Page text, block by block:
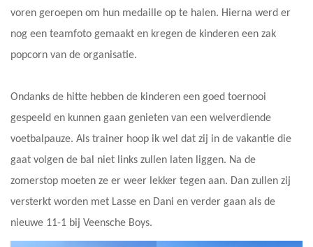
voren geroepen om hun medaille op te halen. Hierna werd er
nog een teamfoto gemaakt en kregen de kinderen een zak
popcorn van de organisatie.
Ondanks de hitte hebben de kinderen een goed toernooi
gespeeld en kunnen gaan genieten van een welverdiende
voetbalpauze. Als trainer hoop ik wel dat zij in de vakantie die
gaat volgen de bal niet links zullen laten liggen. Na de
zomerstop moeten ze er weer lekker tegen aan. Dan zullen zij
versterkt worden met Lasse en Dani en verder gaan als de
nieuwe 11-1 bij Veensche Boys.